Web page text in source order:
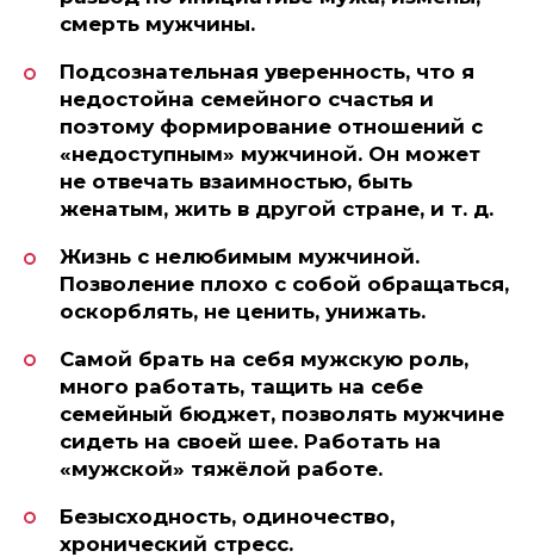
смерть мужчины.
Подсознательная уверенность, что я
недостойна семейного счастья и
поэтому формирование отношений с
«недоступным» мужчиной. Он может
не отвечать взаимностью, быть
женатым, жить в другой стране, и т. д.
Жизнь с нелюбимым мужчиной.
Позволение плохо с собой обращаться,
оскорблять, не ценить, унижать.
Самой брать на себя мужскую роль,
много работать, тащить на себе
семейный бюджет, позволять мужчине
сидеть на своей шее. Работать на
«мужской» тяжёлой работе.
Безысходность, одиночество,
хронический стресс.